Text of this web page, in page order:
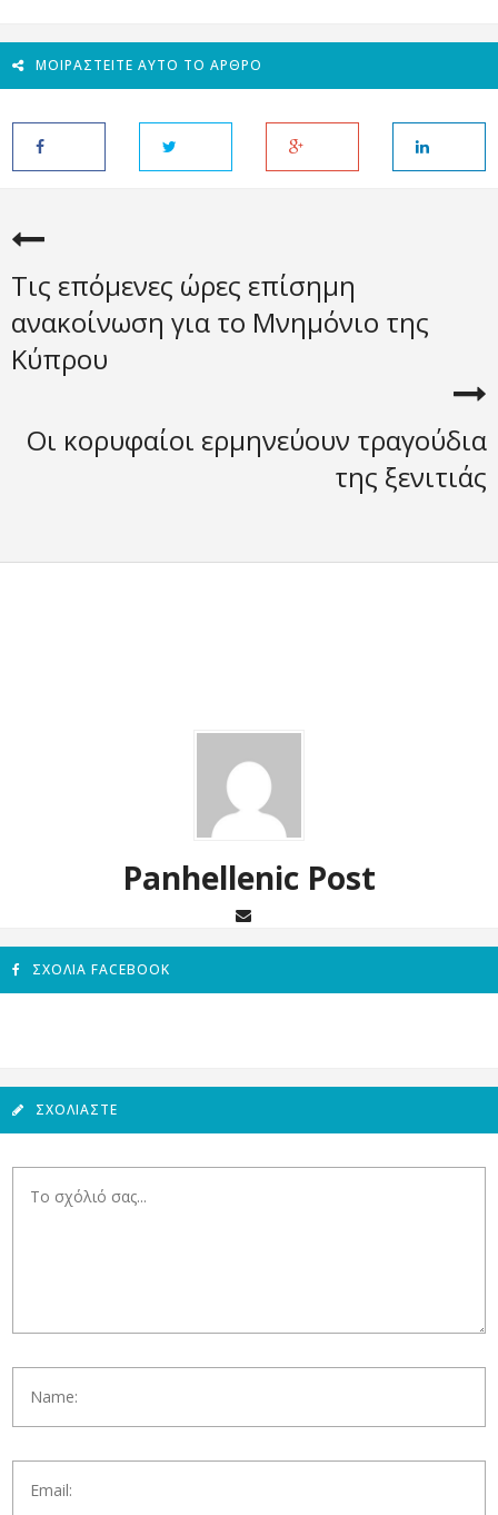
ΜΟΙΡΑΣΤΕΊΤΕ ΑΥΤΌ ΤΟ ΆΡΘΡΟ
Τις επόμενες ώρες επίσημη
ανακοίνωση για το Μνημόνιο της
Κύπρου
Οι κορυφαίοι ερμηνεύουν τραγούδια
της ξενιτιάς
Panhellenic Post
ΣΧΌΛΙΑ FACEBOOK
ΣΧΟΛΙΆΣΤΕ